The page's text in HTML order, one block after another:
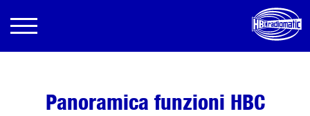
Panoramica funzioni HBC